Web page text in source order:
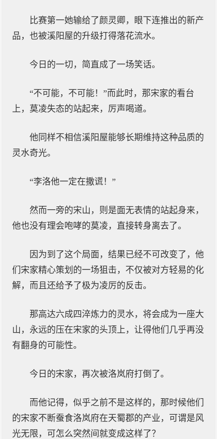
比赛第一她输给了颜灵卿，眼下连推出的新产
品，也被溪阳屋的升级打得落花流水。
今日的一切，简直成了一场笑话。
“不可能，不可能！”而此时，那宋家的看台
上，莫凌失态的站起来，厉声喝道。
他同样不相信溪阳屋能够长期维持这种品质的
灵水奇光。
“李洛他一定在撒谎！”
然而一旁的宋山，则是面无表情的站起身来，
他也没有理会咆哮的莫凌，直接转身离去了。
因为到了这个局面，结果已经不可改变了，他
们宋家精心策划的一场狙击，不仅被对方轻易的化
解，而且还给予了极为凌厉的反击。
那高达六成四淬炼力的灵水，将会成为一座大
山，永远的压在宋家的头顶上，让得他们几乎再没
有翻身的可能性。
今日的宋家，再次被洛岚府打倒了。
而他记得，似乎之前不是这样的，那时候他们
的宋家不断蚕食洛岚府在天蜀郡的产业，可谓是风
光无限，可怎么突然间就变成这样了？